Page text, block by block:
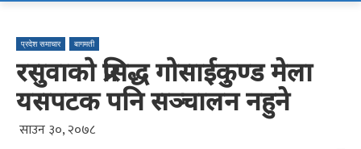
प्रदेश समाचार बागमती
रसुवाको प्रसिद्ध गोसाईकुण्ड मेला
यसपटक पनि सञ्चालन नहुने
साउन ३०, २०७८